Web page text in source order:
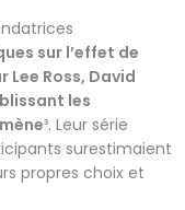
sur l’effet de
Ross, David
les
³. Leur série
surestimaient
propres choix et